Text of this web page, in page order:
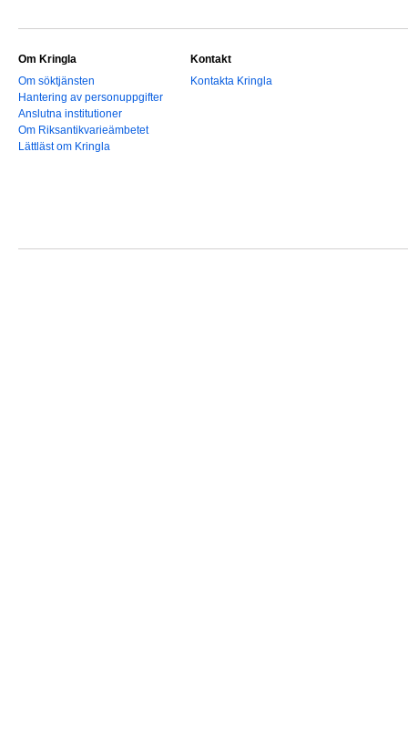
Om Kringla
Om söktjänsten
Hantering av personuppgifter
Anslutna institutioner
Om Riksantikvarieämbetet
Lättläst om Kringla
Kontakt
Kontakta Kringla